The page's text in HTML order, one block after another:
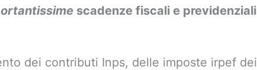
scadenze fiscali e previdenziali
dei contributi Inps, delle imposte irpef dei